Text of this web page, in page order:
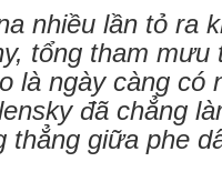
nhiều lần tỏ ra
tổng tham
là ngày càng có
đã chẳng
thẳng giữa phe